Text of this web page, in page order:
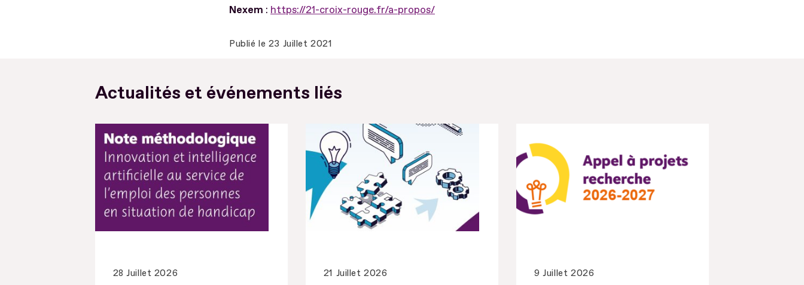
Nexem : https://21-croix-rouge.fr/a-propos/
Publié le 23 Juillet 2021
Actualités et événements liés
28 Juillet 2026 21 Juillet 2026 9 Juillet 2026